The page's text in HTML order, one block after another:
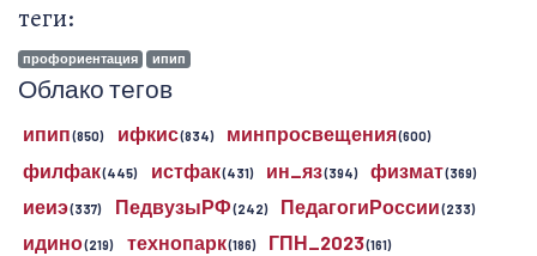
теги:
профориентация ипип
Облако тегов
ипип(850) ифкис(834) минпросвещения(600)
филфак(445) истфак(431) ин_яз(394) физмат(369)
иеиэ(337) ПедвузыРФ(242) ПедагогиРоссии(233)
идино(219) технопарк(186) ГПН_2023(161)